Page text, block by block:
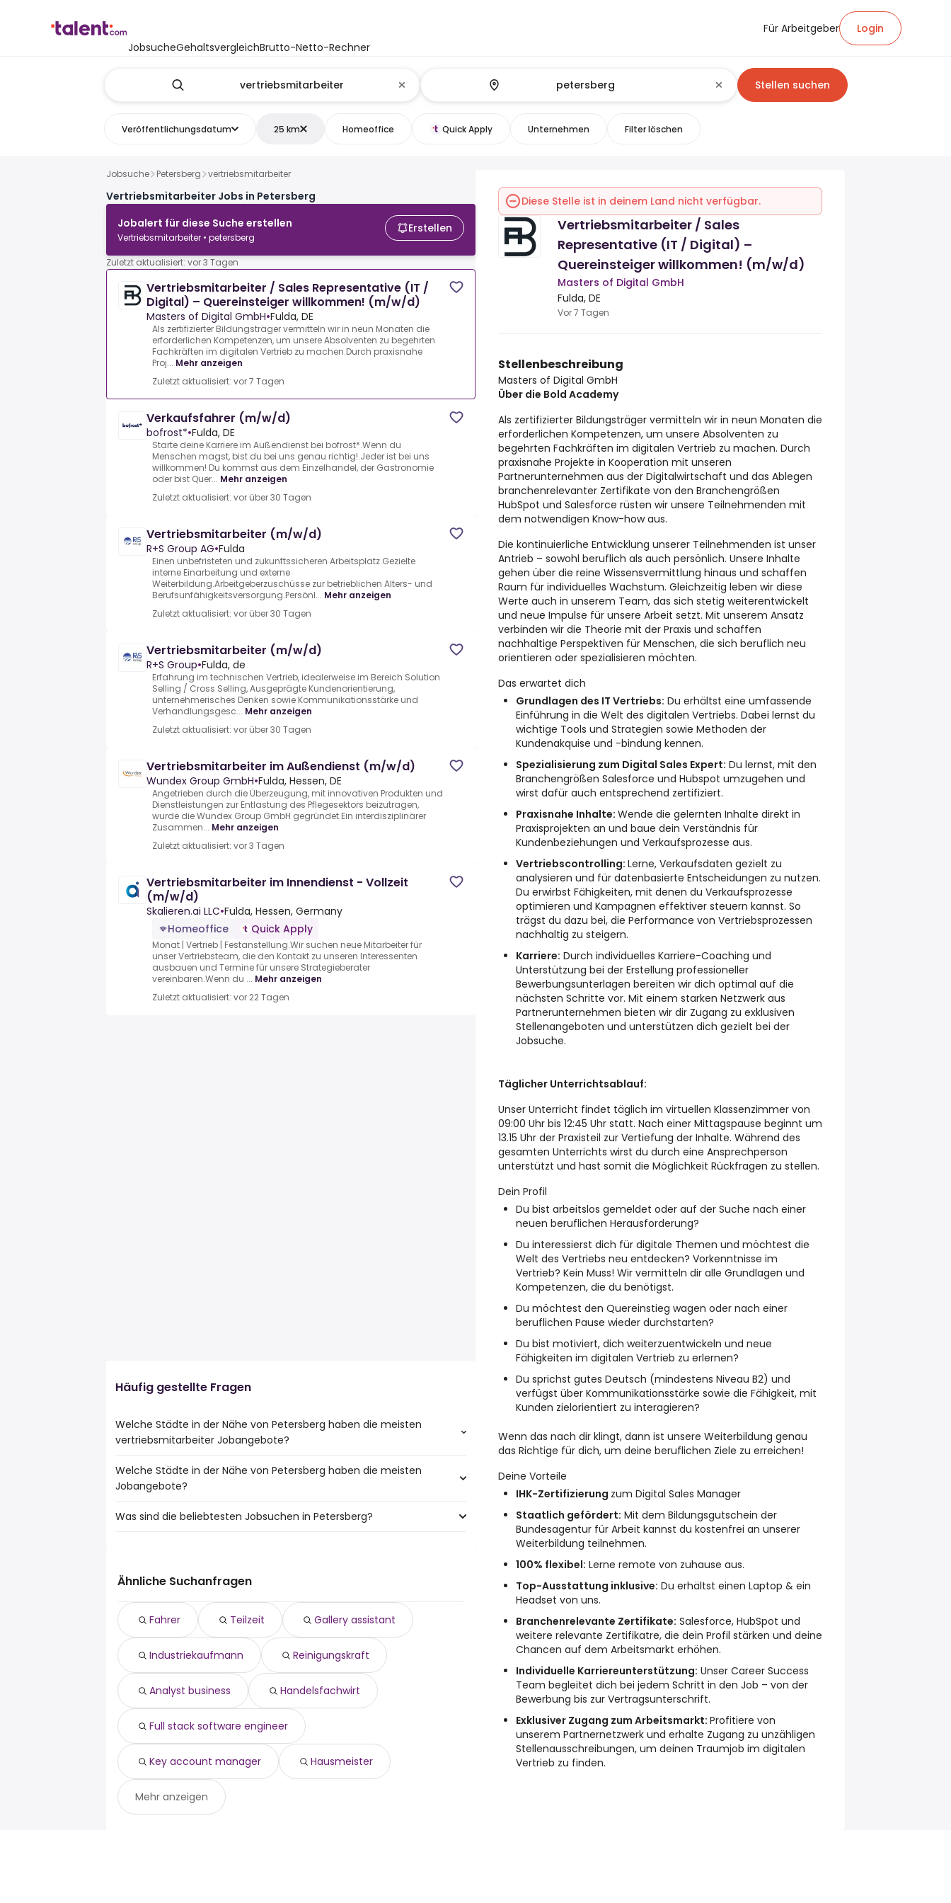
JobsucheGehaltsvergleichBrutto-Netto-Rechner
Für Arbeitgeber Login
Stellen suchen
Veröffentlichungsdatum 25 km Homeoffice Quick Apply Unternehmen Filter löschen
Jobsuche Petersberg vertriebsmitarbeiter
Vertriebsmitarbeiter Jobs in Petersberg
Jobalert für diese Suche erstellen
Vertriebsmitarbeiter • petersberg
Erstellen
Zuletzt aktualisiert: vor 3 Tagen
Vertriebsmitarbeiter / Sales Representative (IT /
Digital) – Quereinsteiger willkommen! (m/w/d)
Masters of Digital GmbH•Fulda, DE
Als zertifizierter Bildungsträger vermitteln wir in neun Monaten die
erforderlichen Kompetenzen, um unsere Absolventen zu begehrten
Fachkräften im digitalen Vertrieb zu machen.Durch praxisnahe
Proj... Mehr anzeigen
Zuletzt aktualisiert: vor 7 Tagen
Verkaufsfahrer (m/w/d)
bofrost*•Fulda, DE
Starte deine Karriere im Außendienst bei bofrost*.Wenn du
Menschen magst, bist du bei uns genau richtig!.Jeder ist bei uns
willkommen! Du kommst aus dem Einzelhandel, der Gastronomie
oder bist Quer... Mehr anzeigen
Zuletzt aktualisiert: vor über 30 Tagen
Vertriebsmitarbeiter (m/w/d)
R+S Group AG•Fulda
Einen unbefristeten und zukunftssicheren Arbeitsplatz.Gezielte
interne Einarbeitung und externe
Weiterbildung.Arbeitgeberzuschüsse zur betrieblichen Alters- und
Berufsunfähigkeitsversorgung.Persönl... Mehr anzeigen
Zuletzt aktualisiert: vor über 30 Tagen
Vertriebsmitarbeiter (m/w/d)
R+S Group•Fulda, de
Erfahrung im technischen Vertrieb, idealerweise im Bereich Solution
Selling / Cross Selling, Ausgeprägte Kundenorientierung,
unternehmerisches Denken sowie Kommunikationsstärke und
Verhandlungsgesc... Mehr anzeigen
Zuletzt aktualisiert: vor über 30 Tagen
Vertriebsmitarbeiter im Außendienst (m/w/d)
Wundex Group GmbH•Fulda, Hessen, DE
Angetrieben durch die Überzeugung, mit innovativen Produkten und
Dienstleistungen zur Entlastung des Pflegesektors beizutragen,
wurde die Wundex Group GmbH gegründet.Ein interdisziplinärer
Zusammen... Mehr anzeigen
Zuletzt aktualisiert: vor 3 Tagen
Vertriebsmitarbeiter im Innendienst - Vollzeit
(m/w/d)
Skalieren.ai LLC•Fulda, Hessen, Germany
Homeoffice
Quick Apply
Monat | Vertrieb | Festanstellung.Wir suchen neue Mitarbeiter für
unser Vertriebsteam, die den Kontakt zu unseren Interessenten
ausbauen und Termine für unsere Strategieberater
vereinbaren.Wenn du ... Mehr anzeigen
Zuletzt aktualisiert: vor 22 Tagen
Häufig gestellte Fragen
Welche Städte in der Nähe von Petersberg haben die meisten
vertriebsmitarbeiter Jobangebote?
Städte in der Nähe von Petersberg mit den meisten
vertriebsmitarbeiter Jobs:
Alsfeld
Welche Städte in der Nähe von Petersberg haben die meisten
Jobangebote?
10 Städte in der Nähe von Petersberg mit den meisten Jobangeboten:
Was sind die beliebtesten Jobsuchen in Petersberg?
teilzeit
industriekaufmann
reinigungskraft
analyst business
handelsfachwirt
full stack software engineer
key account manager
Ähnliche Suchanfragen
Fahrer Teilzeit Gallery assistant
Industriekaufmann Reinigungskraft
Analyst business Handelsfachwirt
Full stack software engineer
Key account manager Hausmeister
Mehr anzeigen
Diese Stelle ist in deinem Land nicht verfügbar.
Vertriebsmitarbeiter / Sales
Representative (IT / Digital) –
Quereinsteiger willkommen! (m/w/d)
Masters of Digital GmbH
Fulda, DE
Vor 7 Tagen
Stellenbeschreibung
Masters of Digital GmbH
Über die Bold Academy
Als zertifizierter Bildungsträger vermitteln wir in neun Monaten die
erforderlichen Kompetenzen, um unsere Absolventen zu
begehrten Fachkräften im digitalen Vertrieb zu machen. Durch
praxisnahe Projekte in Kooperation mit unseren
Partnerunternehmen aus der Digitalwirtschaft und das Ablegen
branchenrelevanter Zertifikate von den Branchengrößen
HubSpot und Salesforce rüsten wir unsere Teilnehmenden mit
dem notwendigen Know-how aus.
Die kontinuierliche Entwicklung unserer Teilnehmenden ist unser
Antrieb – sowohl beruflich als auch persönlich. Unsere Inhalte
gehen über die reine Wissensvermittlung hinaus und schaffen
Raum für individuelles Wachstum. Gleichzeitig leben wir diese
Werte auch in unserem Team, das sich stetig weiterentwickelt
und neue Impulse für unsere Arbeit setzt. Mit unserem Ansatz
verbinden wir die Theorie mit der Praxis und schaffen
nachhaltige Perspektiven für Menschen, die sich beruflich neu
orientieren oder spezialisieren möchten.
Das erwartet dich
Grundlagen des IT Vertriebs: Du erhältst eine umfassende
Einführung in die Welt des digitalen Vertriebs. Dabei lernst du
wichtige Tools und Strategien sowie Methoden der
Kundenakquise und -bindung kennen.
Spezialisierung zum Digital Sales Expert: Du lernst, mit den
Branchengrößen Salesforce und Hubspot umzugehen und
wirst dafür auch entsprechend zertifiziert.
Praxisnahe Inhalte: Wende die gelernten Inhalte direkt in
Praxisprojekten an und baue dein Verständnis für
Kundenbeziehungen und Verkaufsprozesse aus.
Vertriebscontrolling: Lerne, Verkaufsdaten gezielt zu
analysieren und für datenbasierte Entscheidungen zu nutzen.
Du erwirbst Fähigkeiten, mit denen du Verkaufsprozesse
optimieren und Kampagnen effektiver steuern kannst. So
trägst du dazu bei, die Performance von Vertriebsprozessen
nachhaltig zu steigern.
Karriere: Durch individuelles Karriere-Coaching und
Unterstützung bei der Erstellung professioneller
Bewerbungsunterlagen bereiten wir dich optimal auf die
nächsten Schritte vor. Mit einem starken Netzwerk aus
Partnerunternehmen bieten wir dir Zugang zu exklusiven
Stellenangeboten und unterstützen dich gezielt bei der
Jobsuche.
Täglicher Unterrichtsablauf:
Unser Unterricht findet täglich im virtuellen Klassenzimmer von
09:00 Uhr bis 12:45 Uhr statt. Nach einer Mittagspause beginnt um
13.15 Uhr der Praxisteil zur Vertiefung der Inhalte. Während des
gesamten Unterrichts wirst du durch eine Ansprechperson
unterstützt und hast somit die Möglichkeit Rückfragen zu stellen.
Dein Profil
Du bist arbeitslos gemeldet oder auf der Suche nach einer
neuen beruflichen Herausforderung?
Du interessierst dich für digitale Themen und möchtest die
Welt des Vertriebs neu entdecken? Vorkenntnisse im
Vertrieb? Kein Muss! Wir vermitteln dir alle Grundlagen und
Kompetenzen, die du benötigst.
Du möchtest den Quereinstieg wagen oder nach einer
beruflichen Pause wieder durchstarten?
Du bist motiviert, dich weiterzuentwickeln und neue
Fähigkeiten im digitalen Vertrieb zu erlernen?
Du sprichst gutes Deutsch (mindestens Niveau B2) und
verfügst über Kommunikationsstärke sowie die Fähigkeit, mit
Kunden zielorientiert zu interagieren?
Wenn das nach dir klingt, dann ist unsere Weiterbildung genau
das Richtige für dich, um deine beruflichen Ziele zu erreichen!
Deine Vorteile
IHK-Zertifizierung zum Digital Sales Manager
Staatlich gefördert: Mit dem Bildungsgutschein der
Bundesagentur für Arbeit kannst du kostenfrei an unserer
Weiterbildung teilnehmen.
100% flexibel: Lerne remote von zuhause aus.
Top-Ausstattung inklusive: Du erhältst einen Laptop & ein
Headset von uns.
Branchenrelevante Zertifikate: Salesforce, HubSpot und
weitere relevante Zertifikatre, die dein Profil stärken und deine
Chancen auf dem Arbeitsmarkt erhöhen.
Individuelle Karriereunterstützung: Unser Career Success
Team begleitet dich bei jedem Schritt in den Job – von der
Bewerbung bis zur Vertragsunterschrift.
Exklusiver Zugang zum Arbeitsmarkt: Profitiere von
unserem Partnernetzwerk und erhalte Zugang zu unzähligen
Stellenausschreibungen, um deinen Traumjob im digitalen
Vertrieb zu finden.